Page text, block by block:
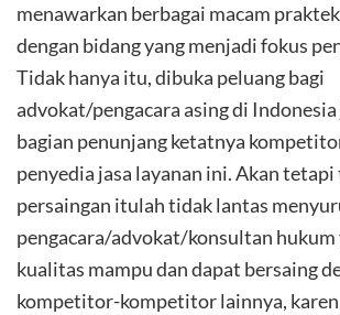
menawarkan berbagai macam
dengan bidang yang menjadi fokus
Tidak hanya itu, dibuka peluang bagi
advokat/pengacara asing di
bagian penunjang ketatnya
penyedia jasa layanan ini. Akan
persaingan itulah tidak lantas
pengacara/advokat/konsultan hukum
kualitas mampu dan dapat bersaing
kompetitor-kompetitor lainnya,